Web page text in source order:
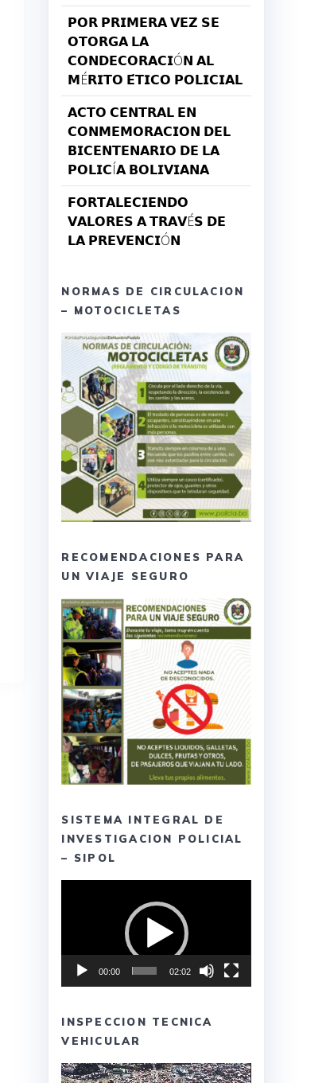
𝗣𝗢𝗥 𝗣𝗥𝗜𝗠𝗘𝗥𝗔 𝗩𝗘𝗭 𝗦𝗘
𝗢𝗧𝗢𝗥𝗚𝗔 𝗟𝗔
𝗖𝗢𝗡𝗗𝗘𝗖𝗢𝗥𝗔𝗖𝗜Ó𝗡 𝗔𝗟
𝗠É𝗥𝗜𝗧𝗢 𝗘́𝗧𝗜𝗖𝗢 𝗣𝗢𝗟𝗜𝗖𝗜𝗔𝗟
𝗔𝗖𝗧𝗢 𝗖𝗘𝗡𝗧𝗥𝗔𝗟 𝗘𝗡
𝗖𝗢𝗡𝗠𝗘𝗠𝗢𝗥𝗔𝗖𝗜𝗢𝗡 𝗗𝗘𝗟
𝗕𝗜𝗖𝗘𝗡𝗧𝗘𝗡𝗔𝗥𝗜𝗢 𝗗𝗘 𝗟𝗔
𝗣𝗢𝗟𝗜𝗖Í𝗔 𝗕𝗢𝗟𝗜𝗩𝗜𝗔𝗡𝗔
𝗙𝗢𝗥𝗧𝗔𝗟𝗘𝗖𝗜𝗘𝗡𝗗𝗢
𝗩𝗔𝗟𝗢𝗥𝗘𝗦 𝗔 𝗧𝗥𝗔𝗩É𝗦 𝗗𝗘
𝗟𝗔 𝗣𝗥𝗘𝗩𝗘𝗡𝗖𝗜Ó𝗡
NORMAS DE CIRCULACION
– MOTOCICLETAS
RECOMENDACIONES PARA
UN VIAJE SEGURO
SISTEMA INTEGRAL DE
INVESTIGACION POLICIAL
– SIPOL
00:00 02:02
INSPECCION TECNICA
VEHICULAR
Reproductor